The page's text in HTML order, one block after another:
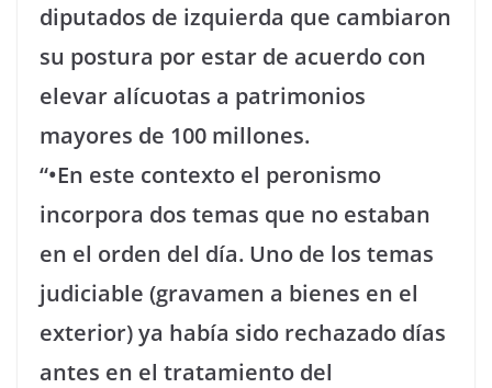
diputados de izquierda que cambiaron
su postura por estar de acuerdo con
elevar alícuotas a patrimonios
mayores de 100 millones.
“•En este contexto el peronismo
incorpora dos temas que no estaban
en el orden del día. Uno de los temas
judiciable (gravamen a bienes en el
exterior) ya había sido rechazado días
antes en el tratamiento del